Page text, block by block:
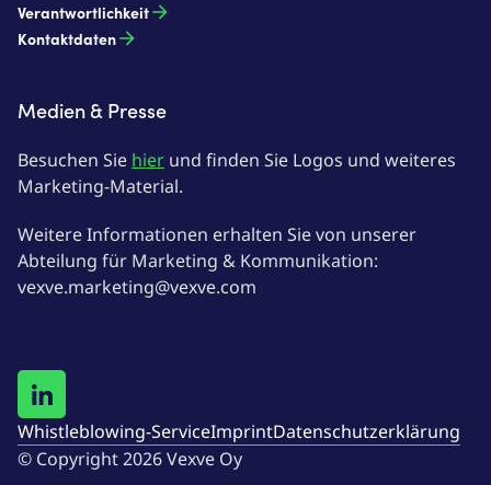
Verantwortlichkeit
Kontaktdaten
Medien & Presse
Besuchen Sie hier und finden Sie Logos und weiteres
Marketing-Material.
Weitere Informationen erhalten Sie von unserer
Abteilung für Marketing & Kommunikation:
vexve.marketing@vexve.com
Whistleblowing-ServiceImprintDatenschutzerklärung
© Copyright 2026 Vexve Oy